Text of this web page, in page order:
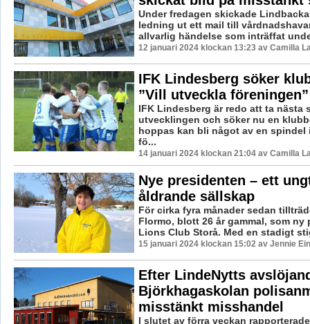
Under fredagen skickade
ledning ut ett mail till
allvarlig händelse som inträffat
12 januari 2024 klockan 13:23 av Camilla
IFK Lindesberg söker
”Vill utveckla föreningen”
IFK Lindesberg är redo att ta nästa
utvecklingen och söker nu en
hoppas kan bli något av en spindel
fö...
14 januari 2024 klockan 21:04 av Camilla
Nye presidenten – ett
åldrande sällskap
För cirka fyra månader sedan
Flormo, blott 26 år gammal, som ny
Lions Club Storå. Med en stadigt
15 januari 2024 klockan 15:02 av Jennie
Efter LindeNytts
Björkhagaskolan
misstänkt misshandel
I slutet av förra veckan